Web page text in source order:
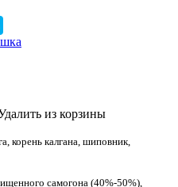
из корзины
корень калгана, шиповник,
самогона (40%-50%),